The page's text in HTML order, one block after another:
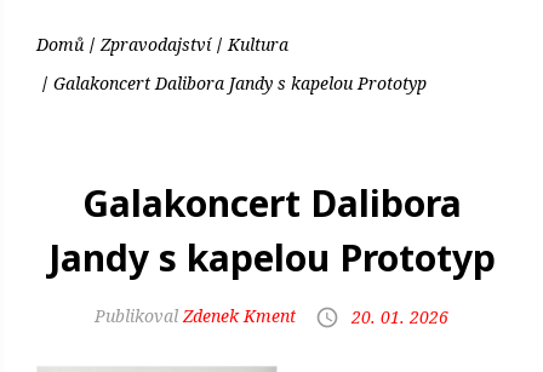
Domů Zpravodajství
Kultura
Galakoncert Dalibora Jandy s kapelou Prototyp
Galakoncert Dalibora
Jandy s kapelou Prototyp
Zdenek Kment 20. 01. 2026